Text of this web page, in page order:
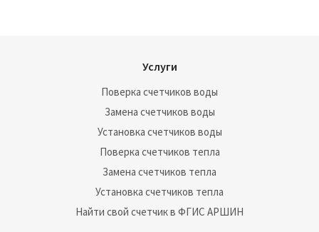
Услуги
Поверка счетчиков воды
Замена счетчиков воды
Установка счетчиков воды
Поверка счетчиков тепла
Замена счетчиков тепла
Установка счетчиков тепла
Найти свой счетчик в ФГИС АРШИН